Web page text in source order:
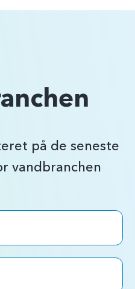
på de seneste
vandbranchen